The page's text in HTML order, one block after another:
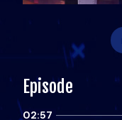
Episode
02:57